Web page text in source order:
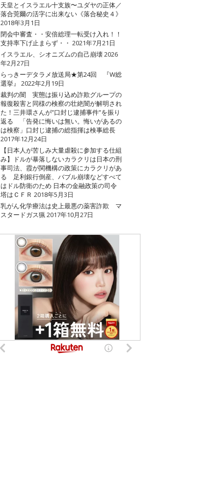
天皇とイスラエル十支族〜ユダヤの正体／
落合莞爾の活字に出来ない《落合秘史４》
2018年3月1日
閉会中審査・・安倍総理一転受け入れ！！
支持率下げ止まらず・・ 2021年7月21日
イスラエル、シオニズムの自己崩壊2026
年2月27日
らっきーデタラメ放送局★第24回 『W総
選挙』
2022年2月19日
裁判の闇 実態は振り込め詐欺グループの
報復殺害と同様の検察の壮絶闇が解明され
た！三井環さんが”口封じ逮捕事件”を振り
返る 「告発に悔いは無い。悔いがあるの
は検察」口封じ逮捕の総指揮は検事総長
2017年12月24日
【日本人が苦しみ大量虐殺に参加する仕組
み】ドルが暴落しないカラクリは日本の刑
事司法、霞が関機構の政策にカラクリがあ
る 足利銀行倒産、バブル崩壊などすべて
はドル防衛のため 日本の金融政策の司令
塔はＣＦＲ 2018年5月3日
乳がん化学療法は史上最悪の薬害詐欺 マ
スタードガス猟2017年10月27日